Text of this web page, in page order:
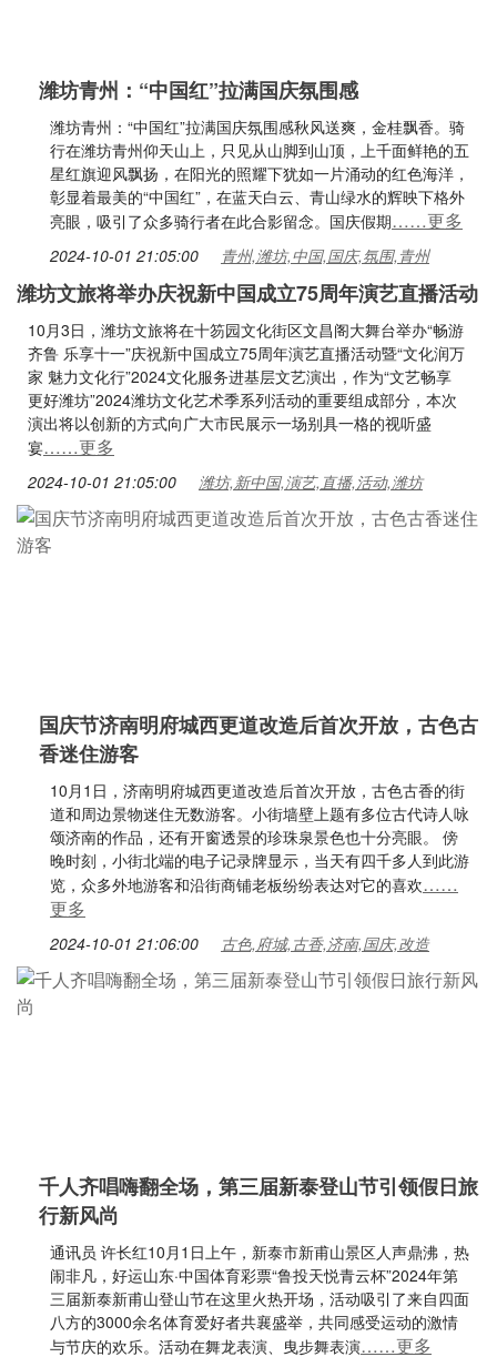
潍坊青州：“中国红”拉满国庆氛围感
潍坊青州：“中国红”拉满国庆氛围感秋风送爽，金桂飘香。骑
行在潍坊青州仰天山上，只见从山脚到山顶，上千面鲜艳的五
星红旗迎风飘扬，在阳光的照耀下犹如一片涌动的红色海洋，
彰显着最美的“中国红”，在蓝天白云、青山绿水的辉映下格外
亮眼，吸引了众多骑行者在此合影留念。国庆假期……更多
2024-10-01 21:05:00 青州,潍坊,中国,国庆,氛围,青州
潍坊文旅将举办庆祝新中国成立75周年演艺直播活动
10月3日，潍坊文旅将在十笏园文化街区文昌阁大舞台举办“畅游
齐鲁 乐享十一”庆祝新中国成立75周年演艺直播活动暨“文化润万
家 魅力文化行”2024文化服务进基层文艺演出，作为“文艺畅享
更好潍坊”2024潍坊文化艺术季系列活动的重要组成部分，本次
演出将以创新的方式向广大市民展示一场别具一格的视听盛
宴……更多
2024-10-01 21:05:00 潍坊,新中国,演艺,直播,活动,潍坊
国庆节济南明府城西更道改造后首次开放，古色古
香迷住游客
10月1日，济南明府城西更道改造后首次开放，古色古香的街
道和周边景物迷住无数游客。小街墙壁上题有多位古代诗人咏
颂济南的作品，还有开窗透景的珍珠泉景色也十分亮眼。 傍
晚时刻，小街北端的电子记录牌显示，当天有四千多人到此游
览，众多外地游客和沿街商铺老板纷纷表达对它的喜欢……
更多
2024-10-01 21:06:00 古色,府城,古香,济南,国庆,改造
千人齐唱嗨翻全场，第三届新泰登山节引领假日旅
行新风尚
通讯员 许长红10月1日上午，新泰市新甫山景区人声鼎沸，热
闹非凡，好运山东·中国体育彩票“鲁投天悦青云杯”2024年第
三届新泰新甫山登山节在这里火热开场，活动吸引了来自四面
八方的3000余名体育爱好者共襄盛举，共同感受运动的激情
与节庆的欢乐。活动在舞龙表演、曳步舞表演……更多